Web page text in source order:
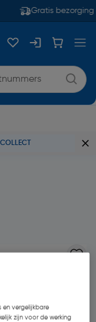
Gratis bezorging
en vergelijkbare
zijn voor de werking